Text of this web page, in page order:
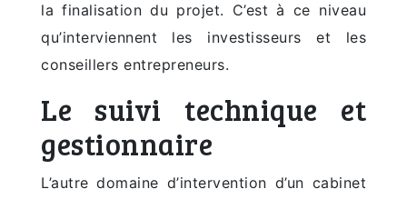
la finalisation du projet. C’est à ce niveau
qu’interviennent les investisseurs et les
conseillers entrepreneurs.
Le suivi technique et
gestionnaire
L’autre domaine d’intervention d’un cabinet